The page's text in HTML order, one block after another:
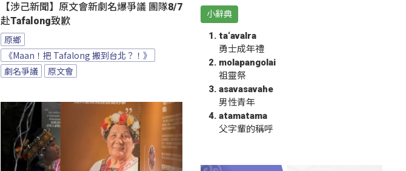
【涉己新聞】原文會新劇名爆爭議 團隊8/7
赴Tafalong致歉
原鄉
《Maan！把 Tafalong 搬到台北？！》
劇名爭議
原文會
小辭典
ta‘avalra
勇士成年禮
molapangolai
祖靈祭
asavasavahe
男性青年
atamatama
父字輩的稱呼